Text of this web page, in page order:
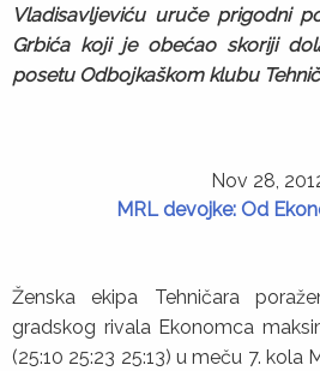
Vladisavljeviću uruče prigodni
Grbića koji je obećao skoriji
posetu Odbojkaškom klubu
Nov 28,
MRL devojke: Od
Ženska ekipa Tehničara
gradskog rivala Ekonomca
(25:10 25:23 25:13) u meču 7. kola